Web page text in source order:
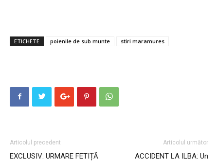
ETICHETE poienile de sub munte stiri maramures
Articolul precedent
EXCLUSIV: URMARE FETIȚĂ
Articolul următor
ACCIDENT LA ILBA: Un